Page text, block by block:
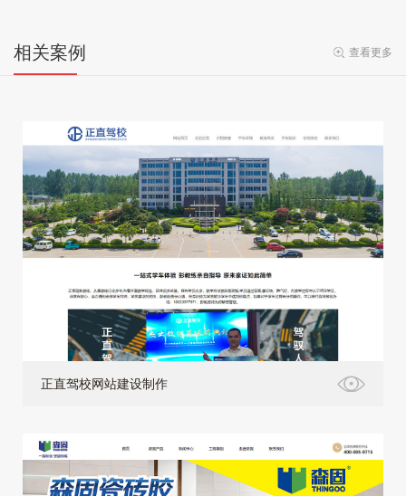
相关案例 查看更多
正直驾校网站建设制作